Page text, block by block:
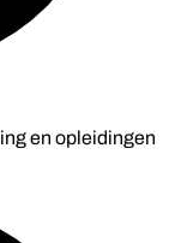
en opleidingen